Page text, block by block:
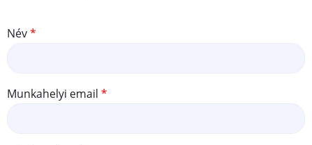
Név
Munkahelyi email